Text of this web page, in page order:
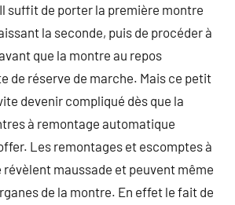
suffit de porter la première montre
la seconde, puis de procéder à
que la montre au repos
de réserve de marche. Mais ce petit
devenir compliqué dès que la
à remontage automatique
Les remontages et escomptes à
révèlent maussade et peuvent même
de la montre. En effet le fait de